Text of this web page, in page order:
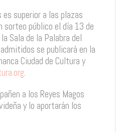
superior a las plazas
público el día 13 de
Sala de la Palabra del
se publicará en la
Ciudad de Cultura y
.
a los Reyes Magos
y lo aportarán los